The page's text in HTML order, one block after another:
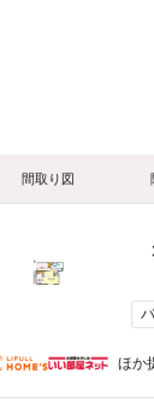
間取り図
ほか